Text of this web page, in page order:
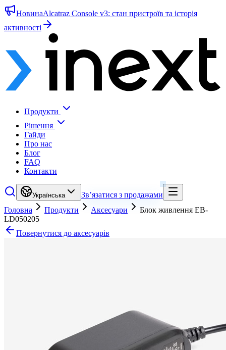
НовинаAlcatraz Console v3: стан пристроїв та історія
активності
Продукти
Рішення
Гайди
Про нас
Блог
FAQ
Контакти
Українська
Зв’язатися з продажами
Головна
Продукти Аксесуари
Блок живлення EB-
LD050205
Повернутися до аксесуарів